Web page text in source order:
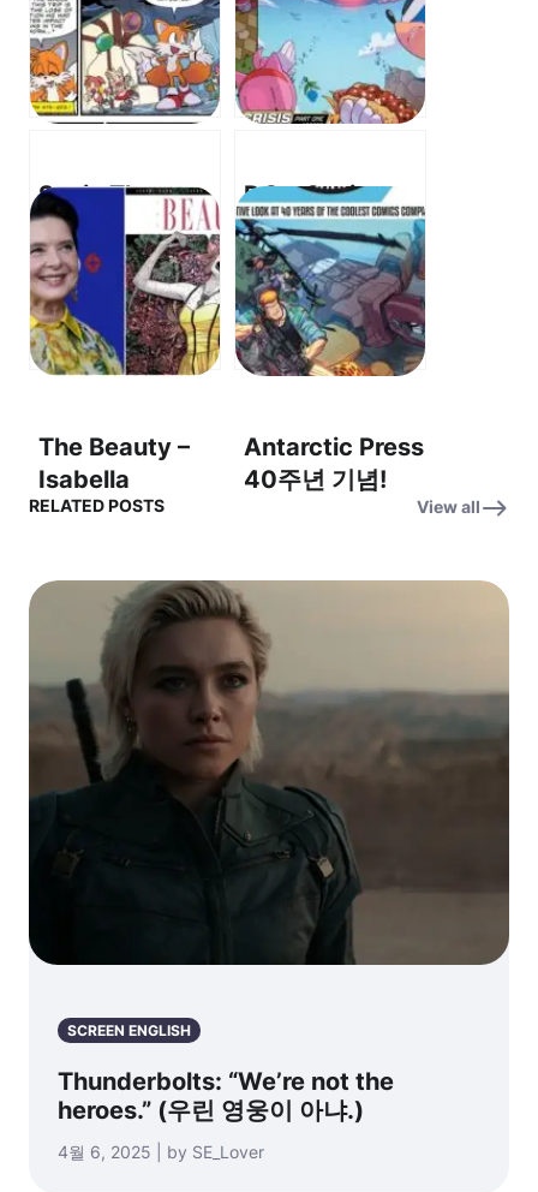
Sonic The
Hedgehog
#78: “We can’t
give up now!” –
소닉 더 헤지혹
#78: “우리는 포
DC x Sonic –
Fast Friends
Fight Darkseid!
– 초고속 친구들
이 다크사이드를
물리친다!
The Beauty –
Isabella
Rossellini
From The
Mediterranean
Sea – 이사벨라
로셀리니, 지중해
에서 아름다움을
이야기하다
Antarctic Press
40주년 기념!
years! (40년 역
사를 기념하며!)
RELATED POSTS View all
SCREEN ENGLISH
Thunderbolts: “We’re not the
heroes.” (우린 영웅이 아냐.)
4월 6, 2025 | by SE_Lover